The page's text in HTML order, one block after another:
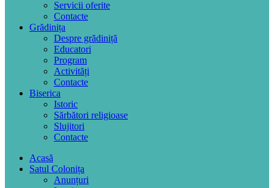
Servicii oferite
Contacte
Grădinița
Despre grădiniță
Educatori
Program
Activități
Contacte
Biserica
Istoric
Sărbători religioase
Slujitori
Contacte
Acasă
Satul Colonița
Anunțuri